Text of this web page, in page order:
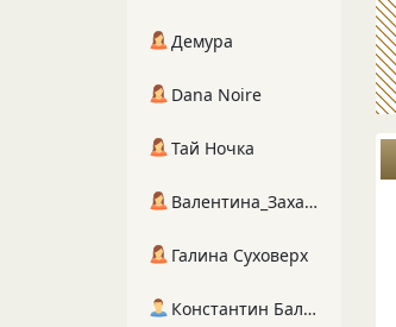
Демура
Dana Noire
Тай Ночка
Валентина_Захарова
Галина Суховерх
Константин Балухта